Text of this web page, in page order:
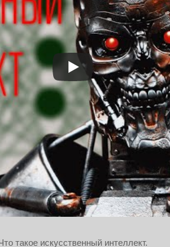
такое искусственный интеллект.